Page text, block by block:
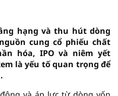
hạng và thu hút dòng
cung cổ phiếu chất
hóa, IPO và niêm yết
là yếu tố quan trọng để